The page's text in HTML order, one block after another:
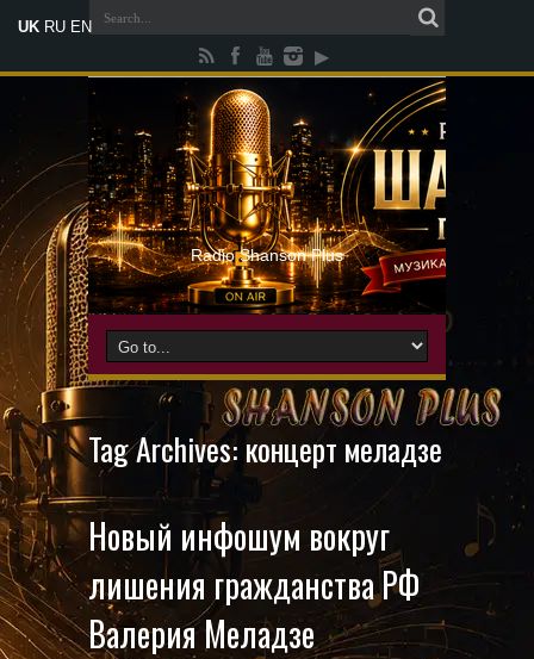
Radio Shanson Plus
Tag Archives:концерт меладзе
Новый инфошум вокруг
лишения гражданства РФ
Валерия Меладзе
UK RU EN